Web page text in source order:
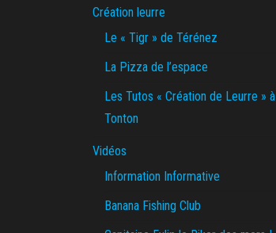
Création leurre
Le « Tigr » de Térénez
La Pizza de l’espace
Les Tutos « Création de Leurre » à
Tonton
Vidéos
Information Informative
Banana Fishing Club